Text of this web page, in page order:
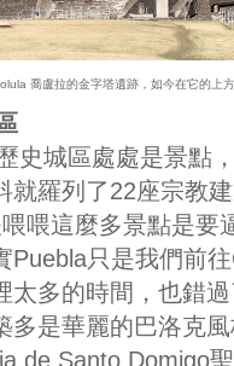
喬盧拉的金字塔遺跡，如今在它的上
史城區處處是景點
就羅列了22座宗教
喂這麼多景點是要
Puebla只是我們前
太多的時間，也錯
多是華麗的巴洛克
de Santo Domigo